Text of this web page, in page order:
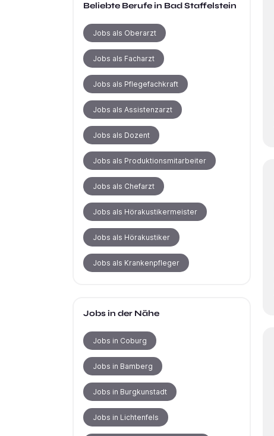
Beliebte Berufein Bad Staffelstein
Jobs als Oberarzt
Jobs als Facharzt
Jobs als Pflegefachkraft
Jobs als Assistenzarzt
Jobs als Dozent
Jobs als Produktionsmitarbeiter
Jobs als Chefarzt
Jobs als Hörakustikermeister
Jobs als Hörakustiker
Jobs als Krankenpfleger
Jobs in der Nähe
Jobs in Coburg
Jobs in Bamberg
Jobs in Burgkunstadt
Jobs in Lichtenfels